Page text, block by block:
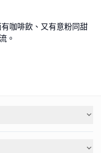
咖啡飲、又有意粉同甜